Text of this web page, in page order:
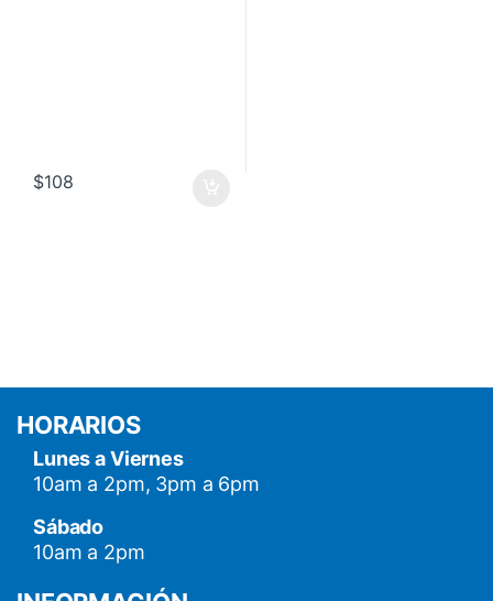
$108
HORARIOS
Lunes a Viernes
10am a 2pm, 3pm a 6pm
Sábado
10am a 2pm